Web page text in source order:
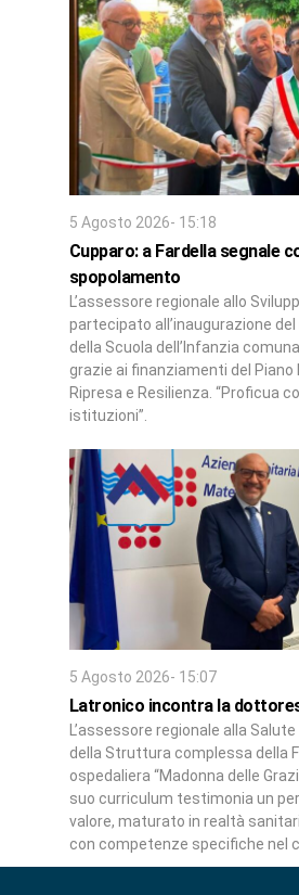
5 Agosto 2026- 15:18
Cupparo: a Fardella segnale
spopolamento
L’assessore regionale allo
partecipato all’inaugurazione del
della Scuola dell’Infanzia
grazie ai finanziamenti del Piano
Ripresa e Resilienza. “Proficua
istituzioni”.
5 Agosto 2026- 15:07
Latronico incontra la
L’assessore regionale alla
della Struttura complessa della
ospedaliera “Madonna delle
suo curriculum testimonia un
valore, maturato in realtà
con competenze specifiche nel